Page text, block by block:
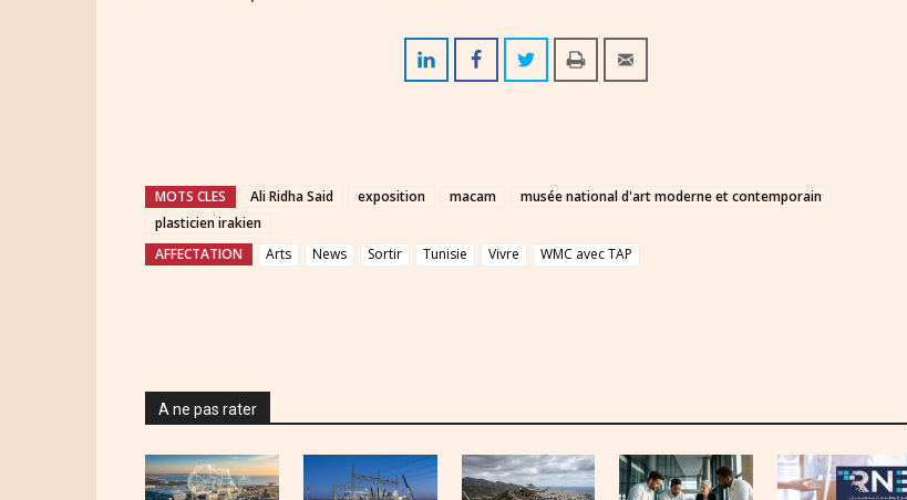
MOTS CLES Ali Ridha Said exposition macam
musée national d'art moderne et contemporain
plasticien irakien
AFFECTATION
Arts News Sortir Tunisie Vivre WMC avec TAP
A ne pas rater